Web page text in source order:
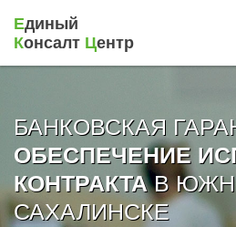
Единый
Консалт Центр
БАНКОВСКАЯ
ОБЕСПЕЧЕНИЕ
КОНТРАКТАВ
САХАЛИНСКЕ